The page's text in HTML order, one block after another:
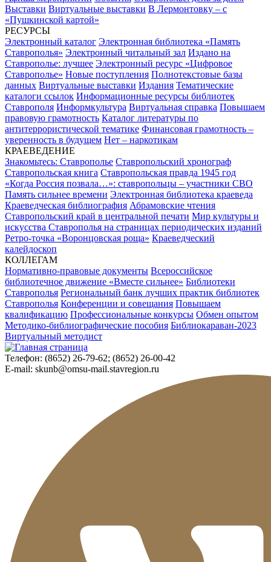
Выставки Виртуальные выставки В Лермонтовку – с
«Пушкинской картой»
РЕСУРСЫ
Электронный каталог Электронная библиотека «Память
Ставрополья» Электронный читальный зал Издано на
Ставрополье: лучшее Электронный ресурс «Цифровое
Ставрополье» Новые поступления Полнотекстовые базы
данных Виртуальные выставки Издания Тематические
каталоги ссылок Информационные ресурсы библиотек
Ставрополя Информкультура Виртуальная справка Повышаем
правовую грамотность Каталог литературы по
антитеррористической тематике Финансовая грамотность –
уверенность в будущем Нет – наркотикам
КРАЕВЕДЕНИЕ
Знакомьтесь: Ставрополье Ставропольский хронограф
Ставропольская книга Ставропольская правда 1945 год
«Когда Россия позвала…»: ставропольцы – участники СВО
Память сильнее времени Электронная библиотека краеведа
Краеведческая библиография Абрамовские чтения
Ставропольский край в центральной печати Мир культуры и
искусства Ставрополья на страницах периодических изданий
Ретро-точка «Воронцовская роща» Краеведческий
калейдоскоп
КОЛЛЕГАМ
Нормативно-правовые документы Всероссийское
библиотечное движение «Вместе сильнее» Библиотеки
Ставрополья Региональный банк лучших практик библиотек
Ставрополья Конференции и совещания Повышаем
квалификацию Профессиональные конкурсы Обмен опытом
Методико-библиографические пособия Библиокараван-2023
Виртуальный методист
Телефон: (8652) 26-79-62; (8652) 26-00-42
E-mail: skunb@omsu-mail.stavregion.ru